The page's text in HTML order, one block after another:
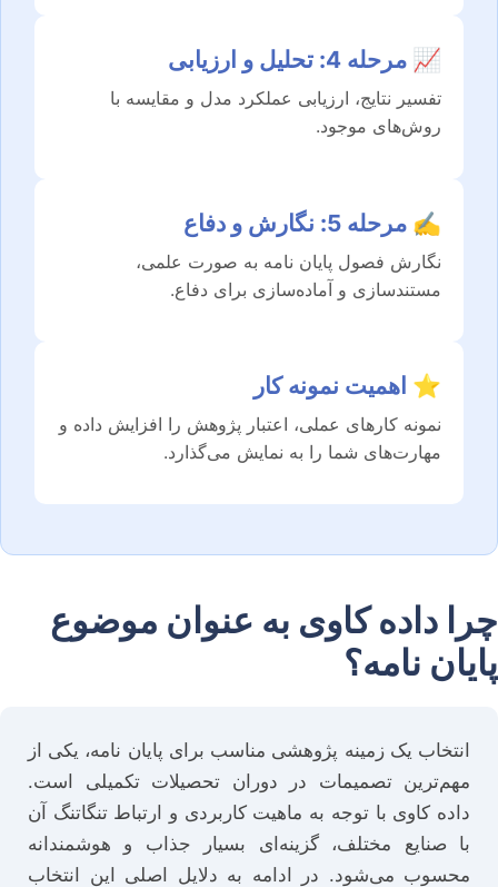
📈 مرحله 4: تحلیل و ارزیابی
تفسیر نتایج، ارزیابی عملکرد مدل و مقایسه با
روش‌های موجود.
✍️ مرحله 5: نگارش و دفاع
نگارش فصول پایان نامه به صورت علمی،
مستندسازی و آماده‌سازی برای دفاع.
⭐ اهمیت نمونه کار
نمونه کارهای عملی، اعتبار پژوهش را افزایش داده و
مهارت‌های شما را به نمایش می‌گذارد.
چرا داده کاوی به عنوان موضوع
پایان نامه؟
انتخاب یک زمینه پژوهشی مناسب برای پایان نامه، یکی از
مهم‌ترین تصمیمات در دوران تحصیلات تکمیلی است.
داده کاوی با توجه به ماهیت کاربردی و ارتباط تنگاتنگ آن
با صنایع مختلف، گزینه‌ای بسیار جذاب و هوشمندانه
محسوب می‌شود. در ادامه به دلایل اصلی این انتخاب